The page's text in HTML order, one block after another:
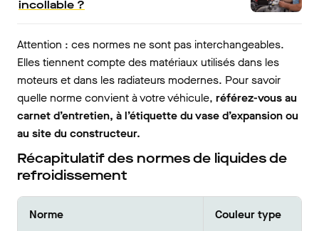
incollable ?
Attention : ces normes ne sont pas interchangeables.
Elles tiennent compte des matériaux utilisés dans les
moteurs et dans les radiateurs modernes. Pour savoir
quelle norme convient à votre véhicule, référez-vous au
carnet d’entretien, à l’étiquette du vase d’expansion ou
au site du constructeur.
Récapitulatif des normes de liquides de
refroidissement
Norme Couleur type